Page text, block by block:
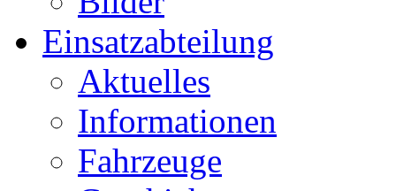
Einsatzabteilung
Aktuelles
Informationen
Fahrzeuge